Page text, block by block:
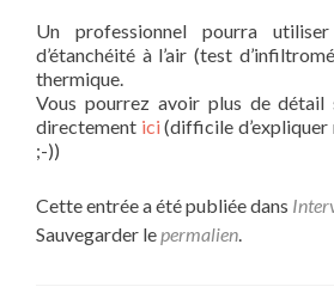
Un professionnel pourra
d’étanchéité à l’air (test
thermique.
Vous pourrez avoir plus de
directement ici(difficile
;-))
Cette entrée a été publiée dans
Sauvegarder lepermalien.